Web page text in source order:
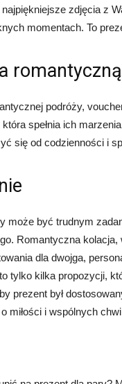
zdjęcia z
momentach. To
podróży,
spełnia ich
się od codzienności i
może być trudnym
Romantyczna
dla dwojga,
tylko kilka propozycji,
prezent był
miłości i wspólnych